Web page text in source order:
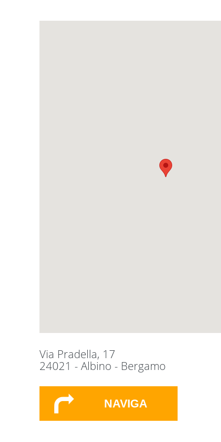
NAVIGA
Via Pradella, 17
24021 - Albino - Bergamo